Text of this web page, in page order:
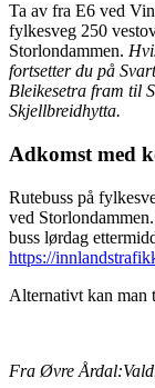
Ta av fra E6 ved
fylkesveg 250
Storlondammen.
fortsetter du på
Bleikesetra fram til
Skjellbreidhytta.
Adkomst med
Rutebuss på
ved
buss lørdag
https://
Alternativt kan man
Fra Øvre